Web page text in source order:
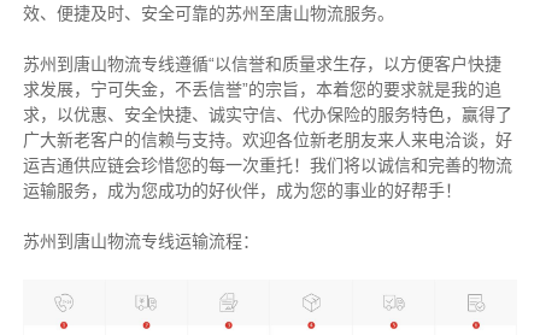
效、便捷及时、安全可靠的苏州至唐山物流服务。
苏州到唐山物流专线遵循“以信誉和质量求生存，以方便客户快捷
求发展，宁可失金，不丢信誉”的宗旨，本着您的要求就是我的追
求，以优惠、安全快捷、诚实守信、代办保险的服务特色，赢得了
广大新老客户的信赖与支持。欢迎各位新老朋友来人来电洽谈，好
运吉通供应链会珍惜您的每一次重托！我们将以诚信和完善的物流
运输服务，成为您成功的好伙伴，成为您的事业的好帮手！
苏州到唐山物流专线运输流程：